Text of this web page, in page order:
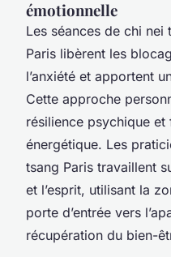
émotionnelle
Les séances de chi
Paris libèrent les
l’anxiété et apportent
Cette approche
résilience psychique
énergétique. Les
tsang Paris travaillent
et l’esprit, utilisant la
porte d’entrée vers
récupération du bien-